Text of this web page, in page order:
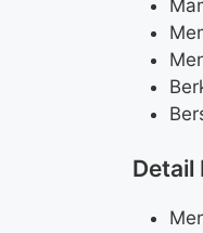
Detail